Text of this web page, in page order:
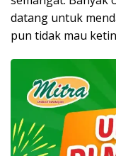
datang untuk
pun tidak mau